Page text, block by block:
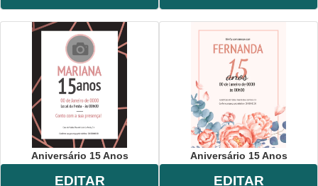
Aniversário 15 Anos
EDITAR
Aniversário 15 Anos
EDITAR